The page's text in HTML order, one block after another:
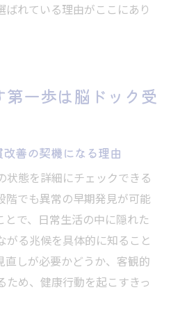
れている理由がここにあり
一歩は脳ドック受
善の契機になる理由
態を詳細にチェックできる
階でも異常の早期発見が可能
で、日常生活の中に隠れた
がる兆候を具体的に知ること
しが必要かどうか、客観的
め、健康行動を起こすきっ